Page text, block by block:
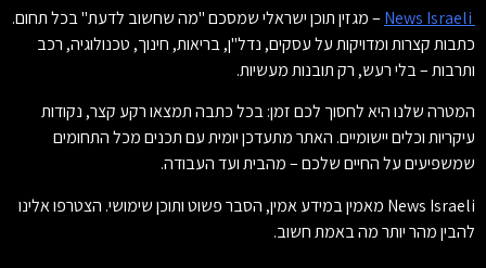
– מגזין תוכן ישראלי שמסכם "מה שחשוב לדעת" בכל תחום.
כתבות קצרות ומדויקות על עסקים, נדל"ן, בריאות, חינוך, טכנולוגיה, רכב
ותרבות – בלי רעש, רק תובנות מעשיות.
המטרה שלנו היא לחסוך לכם זמן: בכל כתבה תמצאו רקע קצר, נקודות
עיקריות וכלים יישומיים. האתר מתעדכן יומית עם תכנים מכל התחומים
שמשפיעים על החיים שלכם – מהבית ועד העבודה.
News Israeli מאמין במידע אמין, הסבר פשוט ותוכן שימושי. הצטרפו אלינו
להבין מהר יותר מה באמת חשוב.